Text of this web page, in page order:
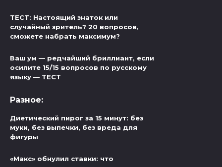
ТЕСТ: Настоящий знаток или
случайный зритель? 20 вопросов,
сможете набрать максимум?
Ваш ум — редчайший бриллиант, если
осилите 15/15 вопросов по русскому
языку — ТЕСТ
Разное:
Диетический пирог за 15 минут: без
муки, без выпечки, без вреда для
фигуры
«Макс» обнулил ставки: что